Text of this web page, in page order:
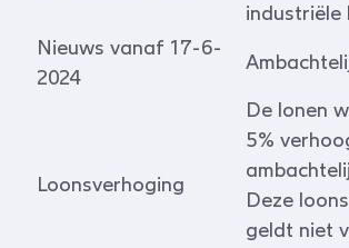
industriële
Nieuws vanaf 17-6-
2024
Loonsverhoging
De lonen
5%
Deze
geldt niet